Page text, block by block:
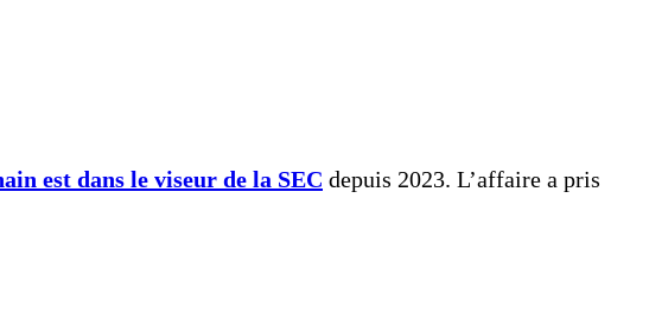
est dans le viseur de la SEC depuis 2023. L’affaire a pris